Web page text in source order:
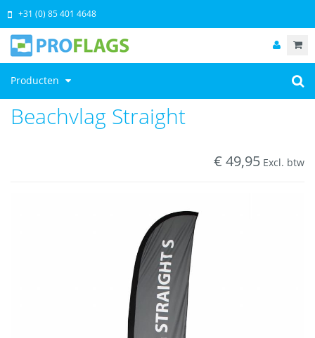
Producten
+31 (0) 85 401 4648
Beachvlag Straight
€ 49,95 Excl. btw